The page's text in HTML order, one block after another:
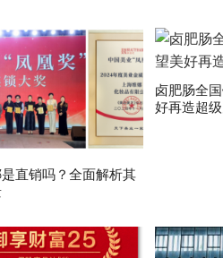
是直销吗？全面解析其
卤肥肠全
好再造超